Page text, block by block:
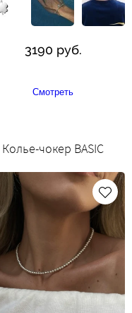
3190 руб.
Смотреть
Колье-чокер BASIC